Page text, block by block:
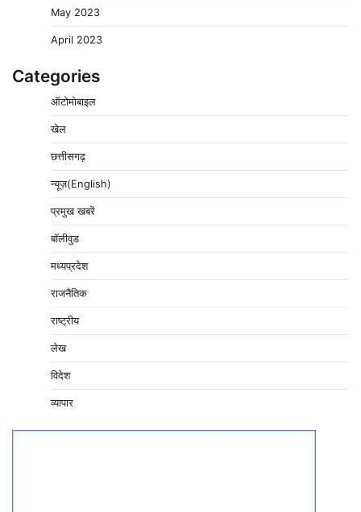
May 2023
April 2023
Categories
ऑटोमोबाइल
खेल
छत्तीसगढ़
न्यूज़(English)
प्रमुख खबरें
बॉलीवुड
मध्यप्रदेश
राजनैतिक
राष्ट्रीय
लेख
विदेश
व्यापार